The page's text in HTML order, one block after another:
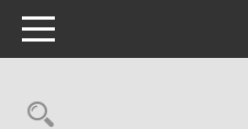
Toggle navigation